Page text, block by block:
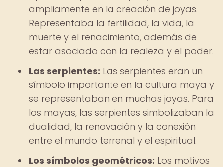
ampliamente en la creación de joyas.
Representaba la fertilidad, la vida, la
muerte y el renacimiento, además de
estar asociado con la realeza y el poder.
Las serpientes: Las serpientes eran un
símbolo importante en la cultura maya y
se representaban en muchas joyas. Para
los mayas, las serpientes simbolizaban la
dualidad, la renovación y la conexión
entre el mundo terrenal y el espiritual.
Los símbolos geométricos: Los motivos